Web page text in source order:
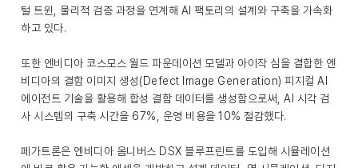
털 트윈, 물리적 검증 과정을 연계해 AI 팩토리의 설계와 구축을 가속화
하고 있다.
또한 엔비디아 코스모스 월드 파운데이션 모델과 아이작 심을 결합한 엔
비디아의 결함 이미지 생성(Defect Image Generation) 피지컬 AI
에이전트 기술을 활용해 합성 결함 데이터를 생성함으로써, AI 시각 검
사 시스템의 구축 시간을 67%, 운영 비용을 10% 절감했다.
페가트론은 엔비디아 옴니버스 DSX 블루프린트를 도입해 시뮬레이션